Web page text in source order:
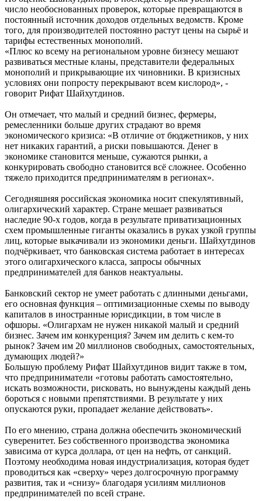
число необоснованных проверок, которые превращаются в
постоянный источник доходов отдельных ведомств. Кроме
того, для производителей постоянно растут цены на сырьё и
тарифы естественных монополий.
«Плюс ко всему на региональном уровне бизнесу мешают
развиваться местные кланы, представители федеральных
монополий и прикрывающие их чиновники. В кризисных
условиях они попросту перекрывают всем кислород», -
говорит Рифат Шайхутдинов.
Он отмечает, что малый и средний бизнес, фермеры,
ремесленники больше других страдают во время
экономического кризиса: «В отличие от бюджетников, у них
нет никаких гарантий, а риски повышаются. Денег в
экономике становится меньше, сужаются рынки, а
конкурировать свободно становится всё сложнее. Особенно
тяжело приходится предпринимателям в регионах».
Сегодняшняя российская экономика носит спекулятивный,
олигархический характер. Стране мешает развиваться
наследие 90-х годов, когда в результате приватизационных
схем промышленные гиганты оказались в руках узкой группы
лиц, которые выкачивали из экономики деньги. Шайхутдинов
подчёркивает, что банковская система работает в интересах
этого олигархического класса, запросы обычных
предпринимателей для банков неактуальны.
Банковский сектор не умеет работать с длинными деньгами,
его основная функция – оптимизационные схемы по выводу
капиталов в иностранные юрисдикции, в том числе в
офшоры. «Олигархам не нужен никакой малый и средний
бизнес. Зачем им конкуренция? Зачем им делить с кем-то
рынок? Зачем им 20 миллионов свободных, самостоятельных,
думающих людей?»
Большую проблему Рифат Шайхутдинов видит также в том,
что предприниматели «готовы работать самостоятельно,
искать возможности, рисковать, но вынуждены каждый день
бороться с новыми препятствиями. В результате у них
опускаются руки, пропадает желание действовать».
По его мнению, страна должна обеспечить экономический
суверенитет. Без собственного производства экономика
зависима от курса доллара, от цен на нефть, от санкций.
Поэтому необходима новая индустриализация, которая будет
проводиться как «сверху» через долгосрочную программу
развития, так и «снизу» благодаря усилиям миллионов
предпринимателей по всей стране.